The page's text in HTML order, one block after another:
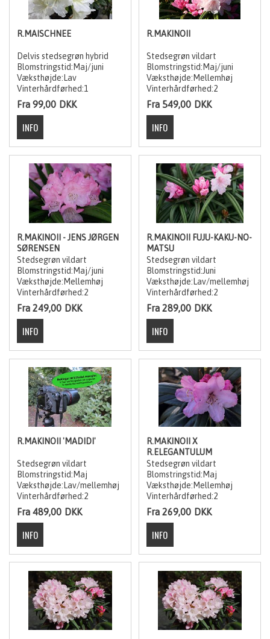
R.MAISCHNEE
Delvis stedsegrøn hybrid
Blomstringstid:Maj/juni
Væksthøjde:Lav
Vinterhårdførhed:1
Fra 99,00 DKK
R.MAKINOII
Stedsegrøn vildart
Blomstringstid:Maj/juni
Væksthøjde:Mellemhøj
Vinterhårdførhed:2
Fra 549,00 DKK
R.MAKINOII - JENS JØRGEN
SØRENSEN
Stedsegrøn vildart
Blomstringstid:Maj/juni
Væksthøjde:Mellemhøj
Vinterhårdførhed:2
Fra 249,00 DKK
R.MAKINOII FUJU-KAKU-NO-
MATSU
Stedsegrøn vildart
Blomstringstid:Juni
Væksthøjde:Lav/mellemhøj
Vinterhårdførhed:2
Fra 289,00 DKK
R.MAKINOII 'MADIDI'
Stedsegrøn vildart
Blomstringstid:Maj
Væksthøjde:Lav/mellemhøj
Vinterhårdførhed:2
Fra 489,00 DKK
R.MAKINOII X
R.ELEGANTULUM
Stedsegrøn vildart
Blomstringstid:Maj
Væksthøjde:Mellemhøj
Vinterhårdførhed:2
Fra 269,00 DKK